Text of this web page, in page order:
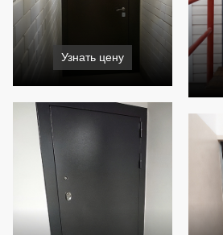
Узнать цену